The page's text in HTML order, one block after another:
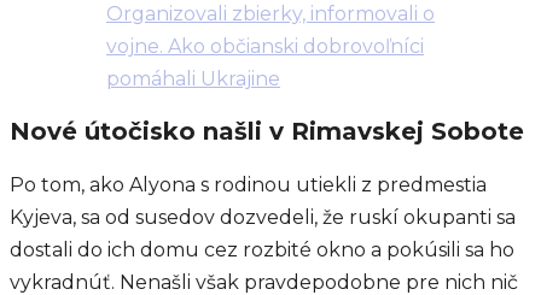
Organizovali zbierky, informovali o
vojne. Ako občianski dobrovoľníci
pomáhali Ukrajine
Nové útočisko našli v Rimavskej Sobote
Po tom, ako Alyona s rodinou utiekli z predmestia
Kyjeva, sa od susedov dozvedeli, že ruskí okupanti sa
dostali do ich domu cez rozbité okno a pokúsili sa ho
vykradnúť. Nenašli však pravdepodobne pre nich nič